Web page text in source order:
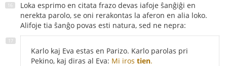
Loka esprimo en citata frazo devas iafoje ŝanĝiĝi en
nerekta parolo, se oni rerakontas la aferon en alia loko.
Alifoje tia ŝanĝo povas esti natura, sed ne nepra:
Karlo kaj Eva estas en Parizo. Karlo parolas pri
Pekino, kaj diras al Eva: Mi iros tien.